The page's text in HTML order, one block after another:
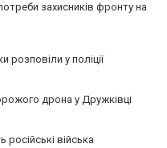
захисників фронту на
розповіли у поліції
дрона у Дружківці
російські війська